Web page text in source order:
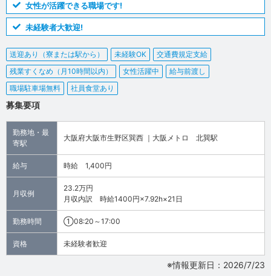
女性が活躍できる職場です!
未経験者大歓迎!
送迎あり（寮または駅から） 未経験OK
交通費規定支給
残業すくなめ（月10時間以内）
女性活躍中
給与前渡し
職場駐車場無料
社員食堂あり
募集要項
勤務地・最
寄駅
大阪府大阪市生野区巽西 ｜大阪メトロ 北巽駅
給与 時給 1,400円
月収例
23.2万円
月収内訳 時給1400円×7.92h×21日
勤務時間 ①08:20～17:00
資格 未経験者歓迎
※情報更新日：2026/7/23